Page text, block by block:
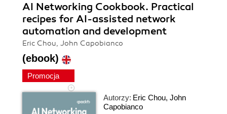
AI Networking Cookbook. Practical
recipes for AI-assisted network
automation and development
Eric Chou, John Capobianco
(ebook)
Promocja
Autorzy: Eric Chou, John
Capobianco